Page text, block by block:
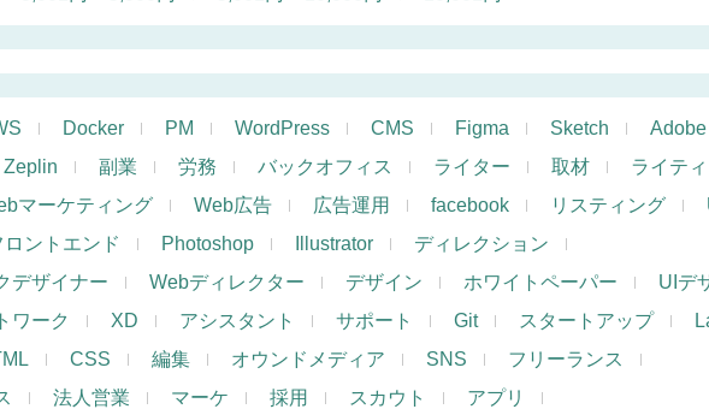
Docker PM WordPress CMS Figma Sketch
Zeplin 副業 労務 バックオフィス ライター 取材
ライテ
マーケティング Web広告 広告運用 facebook リスティング
ロントエンド Photoshop Illustrator
ディレクション
デザイナー
Webディレクター デザイン ホワイトペーパー
UIデ
ワーク
XD アシスタント サポート Git スタートアップ
CSS 編集 オウンドメディア SNS
フリーランス
法人営業 マーケ 採用 スカウト
アプリ